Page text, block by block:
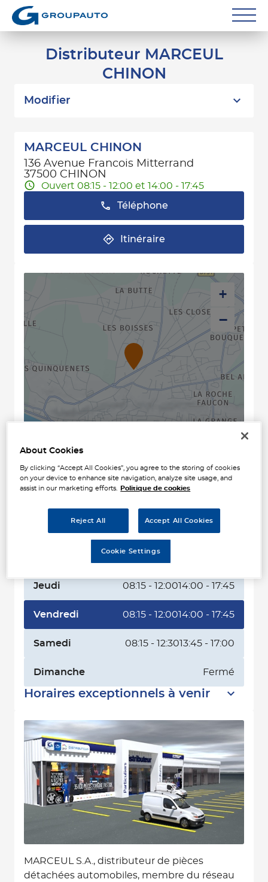
Carrossiers
Particuliers
Contact
Distributeur MARCEUL
CHINON
Modifier
MARCEUL CHINON
136 Avenue Francois Mitterrand
37500 CHINON
Ouvert 08:15 - 12:00 et 14:00 - 17:45
Téléphone
Itinéraire
Horaires d'ouverture
08:15 - 12:00
Jeudi 08:15 - 12:0014:00 - 17:45
Vendredi 08:15 - 12:0014:00 - 17:45
Samedi 08:15 - 12:3013:45 - 17:00
Dimanche Fermé
Horaires exceptionnels à venir
+
−
Leaflet| Map ©2026HERE
Naviguer
MARCEUL S.A., distributeur de pièces
détachées automobiles, membre du réseau
About Cookies
By clicking “Accept All Cookies”, you agree to the storing of cookies
on your device to enhance site navigation, analyze site usage, and
assist in our marketing efforts.
Politique de cookies
Reject All Accept All Cookies
Cookie Settings